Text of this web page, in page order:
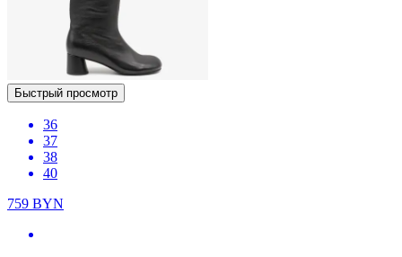
Быстрый просмотр
36
37
38
40
759 BYN